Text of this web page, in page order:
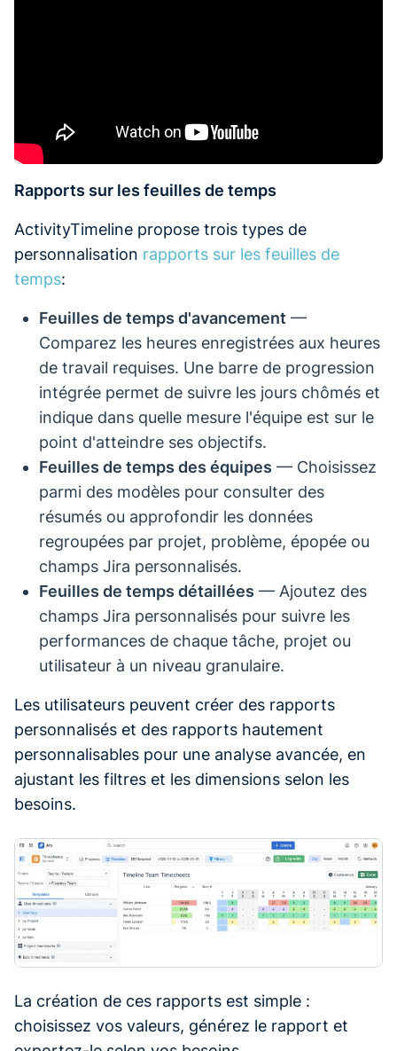
Rapports sur les feuilles de temps
ActivityTimeline propose trois types de
personnalisation rapports sur les feuilles de
temps:
Feuilles de temps d'avancement —
Comparez les heures enregistrées aux heures
de travail requises. Une barre de progression
intégrée permet de suivre les jours chômés et
indique dans quelle mesure l'équipe est sur le
point d'atteindre ses objectifs.
Feuilles de temps des équipes — Choisissez
parmi des modèles pour consulter des
résumés ou approfondir les données
regroupées par projet, problème, épopée ou
champs Jira personnalisés.
Feuilles de temps détaillées — Ajoutez des
champs Jira personnalisés pour suivre les
performances de chaque tâche, projet ou
utilisateur à un niveau granulaire.
Les utilisateurs peuvent créer des rapports
personnalisés et des rapports hautement
personnalisables pour une analyse avancée, en
ajustant les filtres et les dimensions selon les
besoins.
La création de ces rapports est simple :
choisissez vos valeurs, générez le rapport et